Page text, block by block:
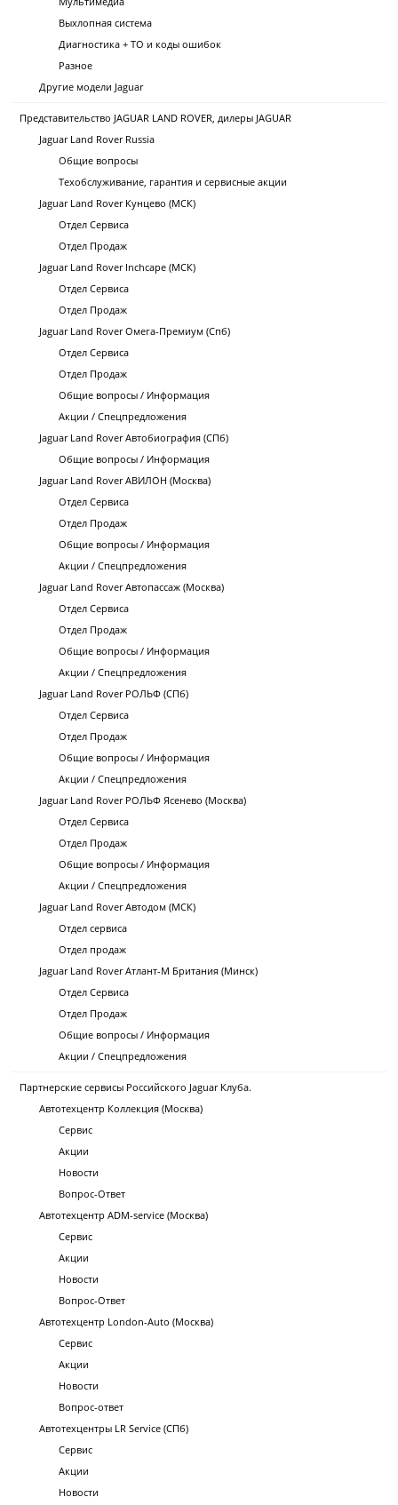
Выхлопная система
Диагностика + ТО и коды ошибок
Разное
Другие модели Jaguar
Представительство JAGUAR LAND ROVER, дилеры JAGUAR
Jaguar Land Rover Russia
Общие вопросы
Техобслуживание, гарантия и сервисные акции
Jaguar Land Rover Кунцево (МСК)
Отдел Сервиса
Отдел Продаж
Jaguar Land Rover Inchcape (МСК)
Отдел Сервиса
Отдел Продаж
Jaguar Land Rover Омега-Премиум (Спб)
Отдел Сервиса
Отдел Продаж
Общие вопросы / Информация
Акции / Спецпредложения
Jaguar Land Rover Автобиография (СПб)
Общие вопросы / Информация
Jaguar Land Rover АВИЛОН (Москва)
Отдел Сервиса
Отдел Продаж
Общие вопросы / Информация
Акции / Спецпредложения
Jaguar Land Rover Автопассаж (Москва)
Отдел Сервиса
Отдел Продаж
Общие вопросы / Информация
Акции / Спецпредложения
Jaguar Land Rover РОЛЬФ (СПб)
Отдел Сервиса
Отдел Продаж
Общие вопросы / Информация
Акции / Спецпредложения
Jaguar Land Rover РОЛЬФ Ясенево (Москва)
Отдел Сервиса
Отдел Продаж
Общие вопросы / Информация
Акции / Спецпредложения
Jaguar Land Rover Автодом (МСК)
Отдел сервиса
Отдел продаж
Jaguar Land Rover Атлант-М Британия (Минск)
Отдел Сервиса
Отдел Продаж
Общие вопросы / Информация
Акции / Спецпредложения
Партнерские сервисы Российского Jaguar Клуба.
Автотехцентр Коллекция (Москва)
Сервис
Акции
Новости
Вопрос-Ответ
Автотехцентр ADM-service (Москва)
Сервис
Акции
Новости
Вопрос-Ответ
Автотехцентр London-Auto (Москва)
Сервис
Акции
Новости
Вопрос-ответ
Автотехцентры LR Service (СПб)
Сервис
Акции
Новости